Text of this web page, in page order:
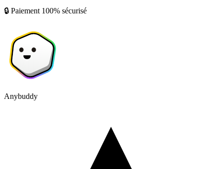
🔒 Paiement 100% sécurisé
Anybuddy